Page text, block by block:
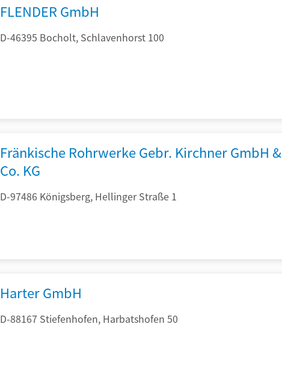
FLENDER GmbH
D-46395 Bocholt, Schlavenhorst 100
Fränkische Rohrwerke Gebr. Kirchner GmbH &
Co. KG
D-97486 Königsberg, Hellinger Straße 1
Harter GmbH
D-88167 Stiefenhofen, Harbatshofen 50